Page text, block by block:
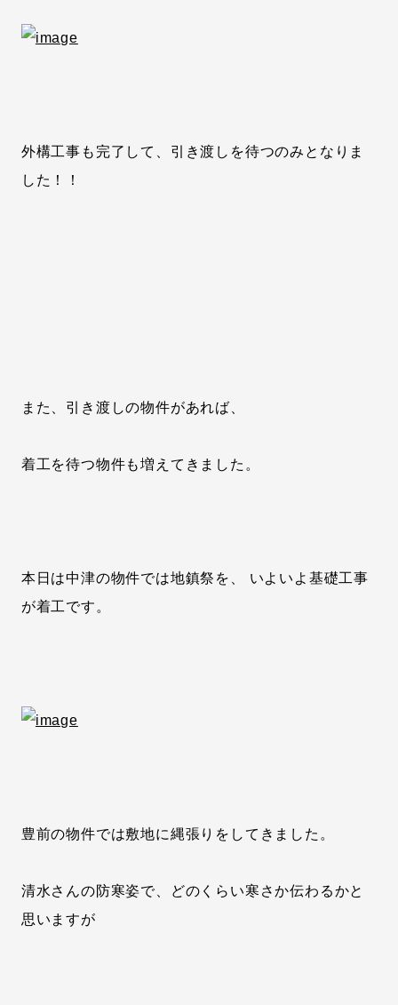
外構工事も完了して、引き渡しを待つのみとなりま
した！！
また、引き渡しの物件があれば、
着工を待つ物件も増えてきました。
本日は中津の物件では地鎮祭を、 いよいよ基礎工事
が着工です。
豊前の物件では敷地に縄張りをしてきました。
清水さんの防寒姿で、どのくらい寒さか伝わるかと
思いますが